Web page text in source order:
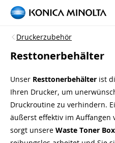
Druckerzubehör
Resttonerbehälter
Unser Resttonerbehälter ist
Ihren Drucker, um
Druckroutine zu verhindern.
äußerst effektiv im Auffangen
sorgt unsere Waste Toner Box